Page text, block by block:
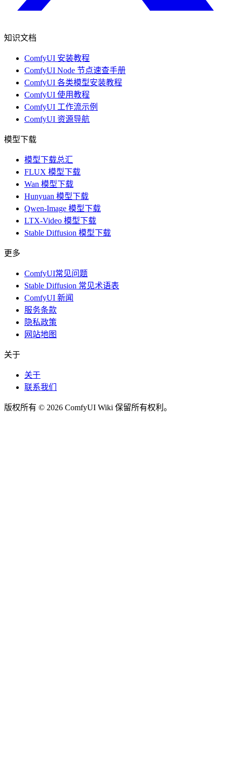
知识文档
ComfyUI 安装教程
ComfyUI Node 节点速查手册
ComfyUI 各类模型安装教程
ComfyUI 使用教程
ComfyUI 工作流示例
ComfyUI 资源导航
模型下载
模型下载总汇
FLUX 模型下载
Wan 模型下载
Hunyuan 模型下载
Qwen-Image 模型下载
LTX-Video 模型下载
Stable Diffusion 模型下载
更多
ComfyUI常见问题
Stable Diffusion 常见术语表
ComfyUI 新闻
服务条款
隐私政策
网站地图
关于
关于
联系我们
版权所有 © 2026 ComfyUI Wiki 保留所有权利。